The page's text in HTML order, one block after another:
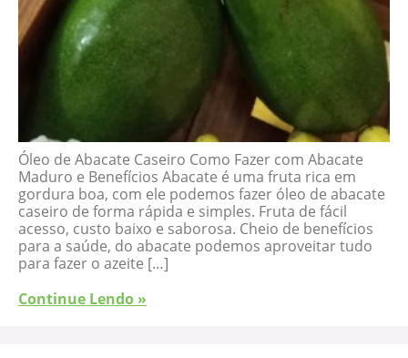
Óleo de Abacate Caseiro Como Fazer com Abacate
Maduro e Benefícios Abacate é uma fruta rica em
gordura boa, com ele podemos fazer óleo de abacate
caseiro de forma rápida e simples. Fruta de fácil
acesso, custo baixo e saborosa. Cheio de benefícios
para a saúde, do abacate podemos aproveitar tudo
para fazer o azeite […]
Continue Lendo »